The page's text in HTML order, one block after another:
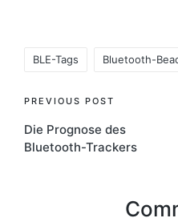
BLE-Tags Bluetooth-
Post
navigation
PREVIOUS POST
Die Prognose des
Bluetooth-Trackers